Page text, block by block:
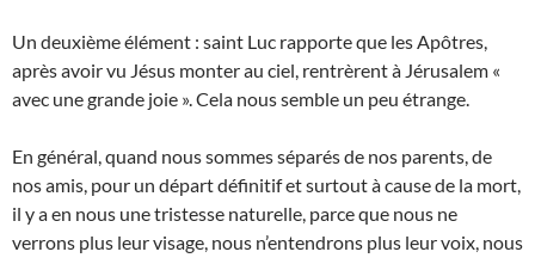
Un deuxième élément : saint Luc rapporte que les Apôtres,
après avoir vu Jésus monter au ciel, rentrèrent à Jérusalem «
avec une grande joie ». Cela nous semble un peu étrange.
En général, quand nous sommes séparés de nos parents, de
nos amis, pour un départ définitif et surtout à cause de la mort,
il y a en nous une tristesse naturelle, parce que nous ne
verrons plus leur visage, nous n’entendrons plus leur voix, nous